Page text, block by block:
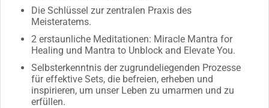
Die Schlüssel zur zentralen Praxis des
Meisteratems.
2 erstaunliche Meditationen: Miracle Mantra for
Healing und Mantra to Unblock and Elevate You.
Selbsterkenntnis der zugrundeliegenden Prozesse
für effektive Sets, die befreien, erheben und
inspirieren, um unser Leben zu umarmen und zu
erfüllen.